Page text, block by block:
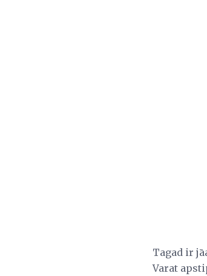
Tagad ir
Varat